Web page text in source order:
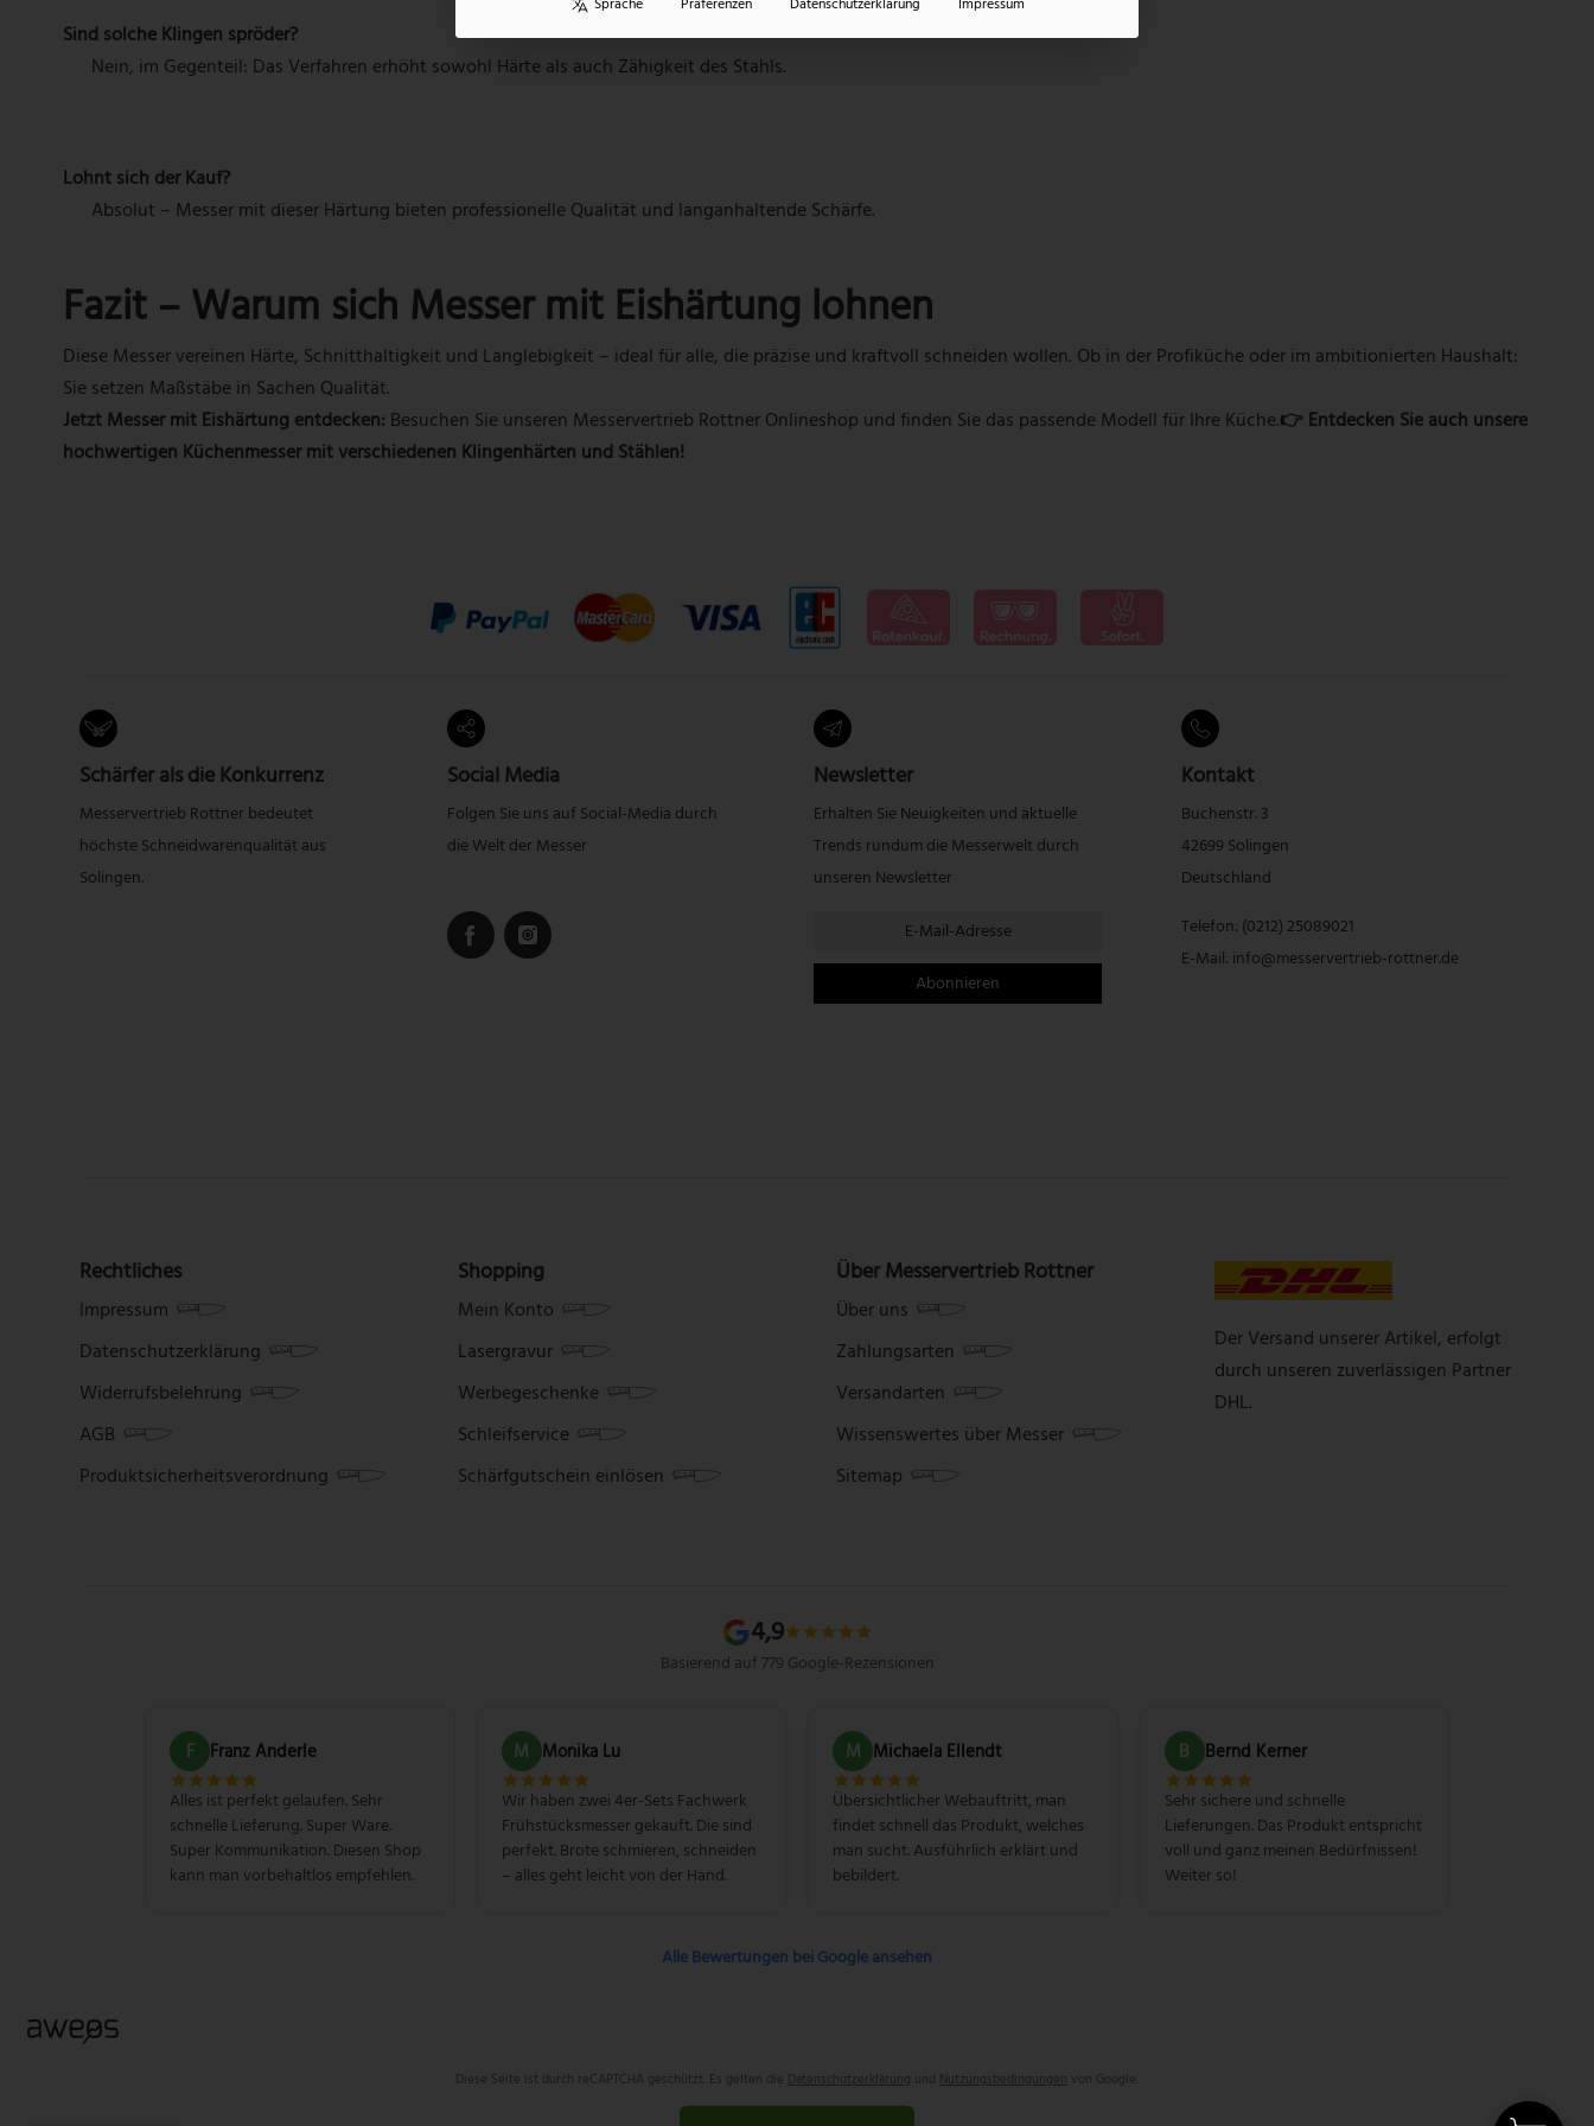
Sind solche Klingen spröder?
Nein, im Gegenteil: Das Verfahren erhöht sowohl Härte als auch Zähigkeit des Stahls.
Lohnt sich der Kauf?
Absolut – Messer mit dieser Härtung bieten professionelle Qualität und langanhaltende Schärfe.
Fazit – Warum sich Messer mit Eishärtung lohnen
Diese Messer vereinen Härte, Schnitthaltigkeit und Langlebigkeit – ideal für alle, die präzise und kraftvoll schneiden wollen. Ob in der Profiküche oder im ambitionierten Haushalt:
Sie setzen Maßstäbe in Sachen Qualität.
Jetzt Messer mit Eishärtung entdecken: Besuchen Sie unseren Messervertrieb Rottner Onlineshop und finden Sie das passende Modell für Ihre Küche.👉 Entdecken Sie auch unsere
hochwertigen Küchenmessermit verschiedenen Klingenhärten und Stählen!
Schärfer als die Konkurrenz
Messervertrieb Rottner bedeutet
höchste Schneidwarenqualität aus
Solingen.
Social Media
Folgen Sie uns auf Social-Media durch
die Welt der Messer
Newsletter
Erhalten Sie Neuigkeiten und aktuelle
Trends rundum die Messerwelt durch
unseren Newsletter
Kontakt
Buchenstr. 3
42699 Solingen
Deutschland
Telefon: (0212) 25089021
E-Mail: info@messervertrieb-rottner.de
Rechtliches
Impressum
Datenschutzerklärung
Widerrufsbelehrung
AGB
Produktsicherheitsverordnung
Shopping
Mein Konto
Lasergravur
Werbegeschenke
Schleifservice
Schärfgutschein einlösen
Über Messervertrieb Rottner
Über uns
Zahlungsarten
Versandarten
Wissenswertes über Messer
Sitemap
Der Versand unserer Artikel, erfolgt
durch unseren zuverlässigen Partner
DHL.
4,9
Basierend auf 779 Google-Rezensionen
F Franz Anderle
Alles ist perfekt gelaufen. Sehr
schnelle Lieferung. Super Ware.
Super Kommunikation. Diesen Shop
kann man vorbehaltlos empfehlen.
M Monika Lu
Wir haben zwei 4er-Sets Fachwerk
Frühstücksmesser gekauft. Die sind
perfekt. Brote schmieren, schneiden
– alles geht leicht von der Hand.
M Michaela Ellendt
Übersichtlicher Webauftritt, man
findet schnell das Produkt, welches
man sucht. Ausführlich erklärt und
bebildert.
B Bernd Kerner
Sehr sichere und schnelle
Lieferungen. Das Produkt entspricht
voll und ganz meinen Bedürfnissen!
Weiter so!
Alle Bewertungen bei Google ansehen
Diese Seite ist durch reCAPTCHA geschützt. Es gelten die Datenschutzerklärung und Nutzungsbedingungen von Google.
Sprache Präferenzen Datenschutzerklärung Impressum